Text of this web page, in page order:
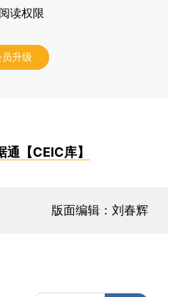
读权限
升级
通【CEIC库】
版面编辑：刘春辉